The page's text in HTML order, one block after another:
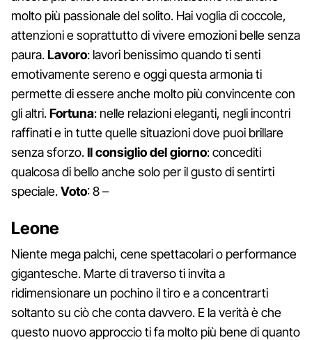
molto più passionale del solito. Hai voglia di coccole,
attenzioni e soprattutto di vivere emozioni belle senza
paura.Lavoro: lavori benissimo quando ti senti
emotivamente sereno e oggi questa armonia ti
permette di essere anche molto più convincente con
gli altri.Fortuna: nelle relazioni eleganti, negli incontri
raffinati e in tutte quelle situazioni dove puoi brillare
senza sforzo.Il consiglio del giorno: concediti
qualcosa di bello anche solo per il gusto di sentirti
speciale.Voto: 8 –
Leone
Niente mega palchi, cene spettacolari o performance
gigantesche. Marte di traverso ti invita a
ridimensionare un pochino il tiro e a concentrarti
soltanto su ciò che conta davvero. E la verità è che
questo nuovo approccio ti fa molto più bene di quanto